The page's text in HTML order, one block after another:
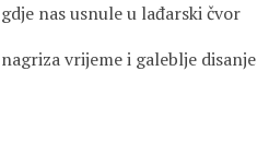
gdje nas usnule u lađarski čvor
nagriza vrijeme i galeblje disanje